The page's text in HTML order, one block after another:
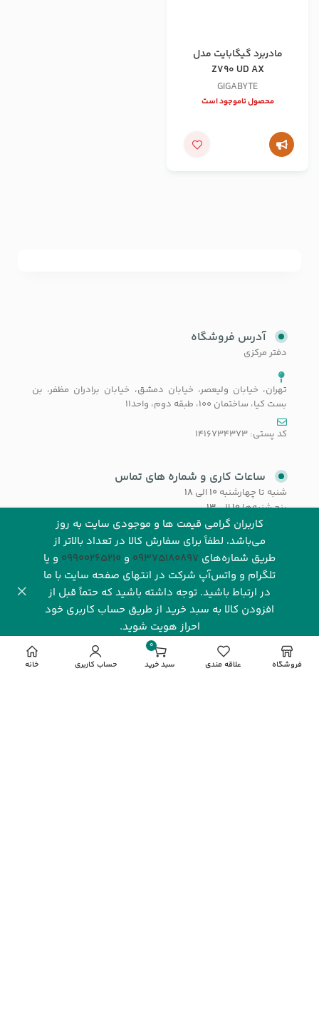
کاربران گرامی قیمت ها و موجودی سایت به روز
می‌باشد، لطفاً برای سفارش کالا در تعداد بالاتر از
طریق شماره‌های‌ 09375180897 و 09900265210 و یا
تلگرام و واتس‌آپ شرکت در انتهای صفحه سایت با ما
در ارتباط باشید. توجه داشته باشید که حتماً قبل از
افزودن کالا به سبد خرید از طریق حساب کاربری خود
احراز هویت شوید.
مادربرد گیگابایت مدل
Z790 UD AX
GIGABYTE
محصول ناموجود است
آدرس فروشگاه
دفتر مرکزی
تهران، خیابان ولیعصر، خیابان دمشق، خیابان برادران مظفر، بن
بست کیا، ساختمان 100، طبقه دوم، واحد11
کد پستی: 1416734373
ساعات کاری و شماره های تماس
شنبه تا چهارشنبه ۱۰ الی ۱۸
پنج شنبه‌ها۱۰الی۱۳
021-58673000
داخلی( 203) و (205)
09375180897
فروشگاه علاقه مندی
0
مورد
سبد خرید حساب کاربری خانه